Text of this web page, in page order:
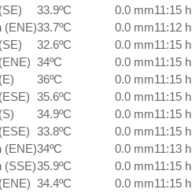
33.9ºC 0.0 mm11:15 h
(ENE)33.7ºC 0.0 mm11:12 h
32.6ºC 0.0 mm11:15 h
34ºC 0.0 mm11:15 h
36ºC 0.0 mm11:15 h
35.6ºC 0.0 mm11:15 h
34.9ºC 0.0 mm11:15 h
33.8ºC 0.0 mm11:15 h
(ENE)34ºC 0.0 mm11:13 h
(SSE)35.9ºC 0.0 mm11:15 h
34.4ºC 0.0 mm11:15 h